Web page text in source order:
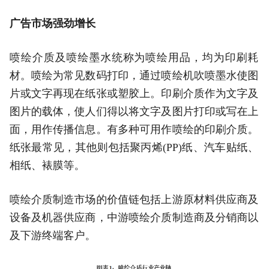
广告市场强劲增长
喷绘介质及喷绘墨水统称为喷绘用品，均为印刷耗
材。喷绘为常见数码打印，通过喷绘机吹喷墨水使图
片或文字再现在纸张或塑胶上。印刷介质作为文字及
图片的载体，使人们得以将文字及图片打印或写在上
面，用作传播信息。有多种可用作喷绘的印刷介质。
纸张最常见，其他则包括聚丙烯(PP)纸、汽车贴纸、
相纸、裱膜等。
喷绘介质制造市场的价值链包括上游原材料供应商及
设备及机器供应商，中游喷绘介质制造商及分销商以
及下游终端客户。